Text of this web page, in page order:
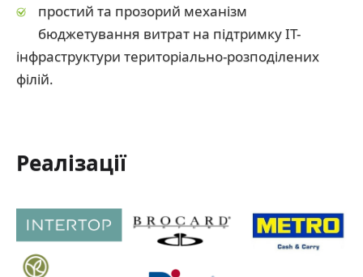
простий та прозорий механізм
бюджетування витрат на підтримку ІТ-
інфраструктури територіально-розподілених
філій.
Реалізації